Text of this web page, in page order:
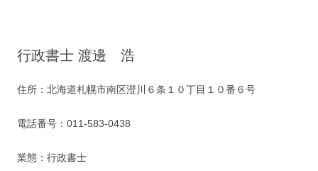
行政書士 渡邊 浩
住所：北海道札幌市南区澄川６条１０丁目１０番６号
電話番号：011-583-0438
業態：行政書士